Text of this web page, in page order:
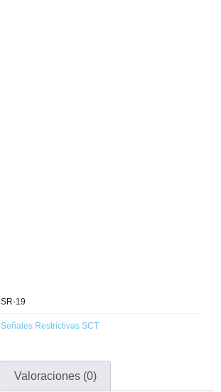
SR-19
Señales Restrictivas SCT
Valoraciones (0)